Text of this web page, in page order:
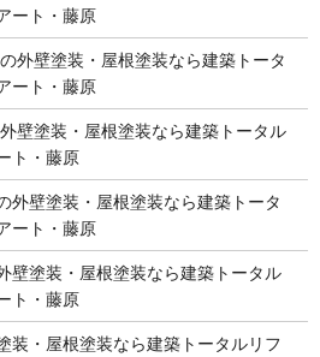
ート・藤原
外壁塗装・屋根塗装なら建築トータ
ート・藤原
壁塗装・屋根塗装なら建築トータル
ト・藤原
外壁塗装・屋根塗装なら建築トータ
ート・藤原
壁塗装・屋根塗装なら建築トータル
ト・藤原
装・屋根塗装なら建築トータルリフ